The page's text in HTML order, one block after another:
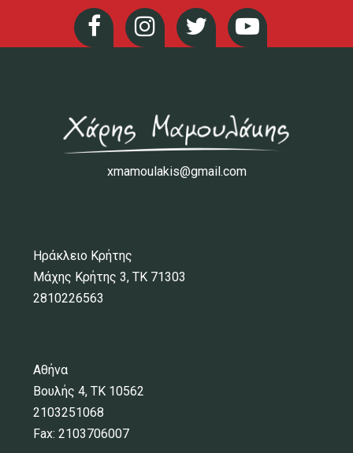
xmamoulakis@gmail.com
Ηράκλειο Κρήτης
Μάχης Κρήτης 3, ΤΚ 71303
2810226563
Αθήνα
Βουλής 4, ΤΚ 10562
2103251068
Fax: 2103706007